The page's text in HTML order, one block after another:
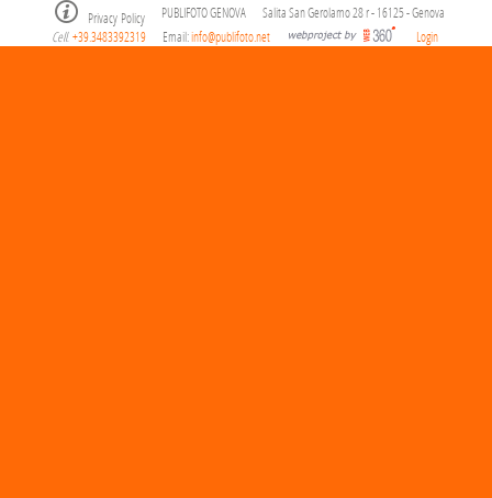
Privacy Policy PUBLIFOTO GENOVA
Salita San Gerolamo 28 r - 16125 - Genova
Cell. +39.3483392319 Email:info@publifoto.net Login